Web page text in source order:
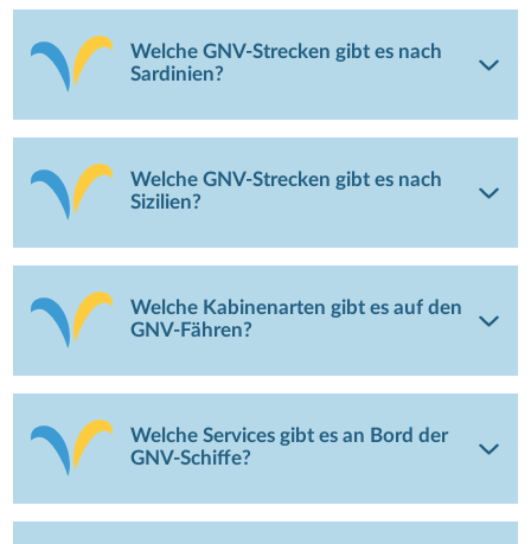
Welche GNV-Strecken gibt es nach
Sardinien?
Welche GNV-Strecken gibt es nach
Sizilien?
Welche Kabinenarten gibt es auf den
GNV-Fähren?
Welche Services gibt es an Bord der
GNV-Schiffe?